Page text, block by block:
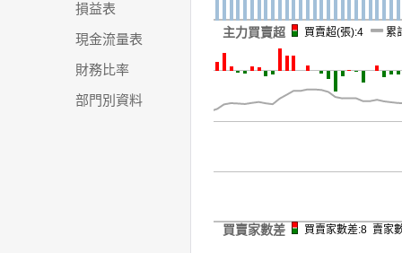
損益表
現金流量表
財務比率
部門別資料
主力買賣超 買賣超(張):4 累
買賣家數差 買賣家數差:8 賣家